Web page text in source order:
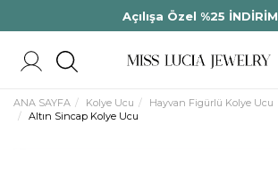
Açılışa Özel %25 İNDİRİM
ANA SAYFA Kolye Ucu
Hayvan Figürlü Kolye Ucu
Altın Sincap Kolye Ucu